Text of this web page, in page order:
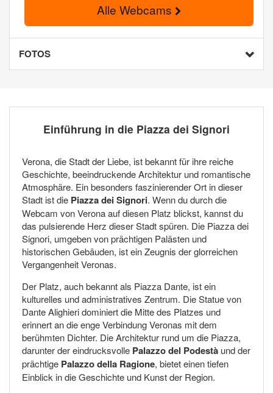
Alle Webcams
FOTOS
Einführung in die Piazza dei Signori
Verona, die Stadt der Liebe, ist bekannt für ihre reiche
Geschichte, beeindruckende Architektur und romantische
Atmosphäre. Ein besonders faszinierender Ort in dieser
Stadt ist die Piazza dei Signori. Wenn du durch die
Webcam von Verona auf diesen Platz blickst, kannst du
das pulsierende Herz dieser Stadt spüren. Die Piazza dei
Signori, umgeben von prächtigen Palästen und
historischen Gebäuden, ist ein Zeugnis der glorreichen
Vergangenheit Veronas.
Der Platz, auch bekannt als Piazza Dante, ist ein
kulturelles und administratives Zentrum. Die Statue von
Dante Alighieri dominiert die Mitte des Platzes und
erinnert an die enge Verbindung Veronas mit dem
berühmten Dichter. Die Architektur rund um die Piazza,
darunter der eindrucksvolle Palazzo del Podestà und der
prächtige Palazzo della Ragione, bietet einen tiefen
Einblick in die Geschichte und Kunst der Region.